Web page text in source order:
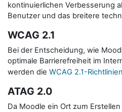
kontinuierlichen Verbesserung
Benutzer und das breitere
WCAG 2.1
Bei der Entscheidung, wie
optimale Barrierefreiheit im
werden die WCAG 2.1-Richtlinien
ATAG 2.0
Da Moodle ein Ort zum